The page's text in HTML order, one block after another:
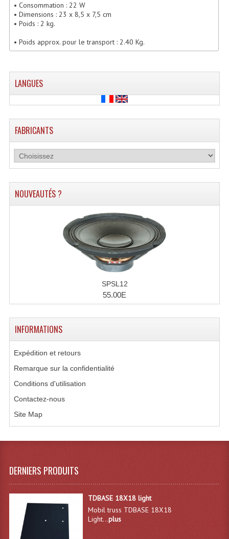
Lecteurs Cd À Plats
Lecteurs Double Cd Mixage Intégrée
Lecteurs Double Cd MP3
Lecteurs Lasers Simple Et Mp3 (rack 19")
Limiteur De Niveau Sonore
Microphones Scène Et Studio
Microphones Filaires
Micro Sans Fil HF VHF 200MHZ
Micro Sans Fil HF UHF 800MHZ
Multi-Effets, Reverbes Etc...
Peripheriques Traitements Et Accessoires
Système Sans Fil In-Ear Monitoring
Table Mixages Et Contrôleurs & Consoles
Tables De Mixage DJ
• Consommation : 22 W
• Dimensions : 23 x 8,5 x 7,5 cm
• Poids : 2 kg.
• Poids approx. pour le transport : 2.40 Kg.
LANGUES
FABRICANTS
NOUVEAUTÉS ?
SPSL12
55.00E
INFORMATIONS
Expédition et retours
Remarque sur la confidentialité
Conditions d'utilisation
Contactez-nous
Site Map
DERNIERS PRODUITS
TDBASE 18X18 light
Mobil truss TDBASE 18X18
Light...plus